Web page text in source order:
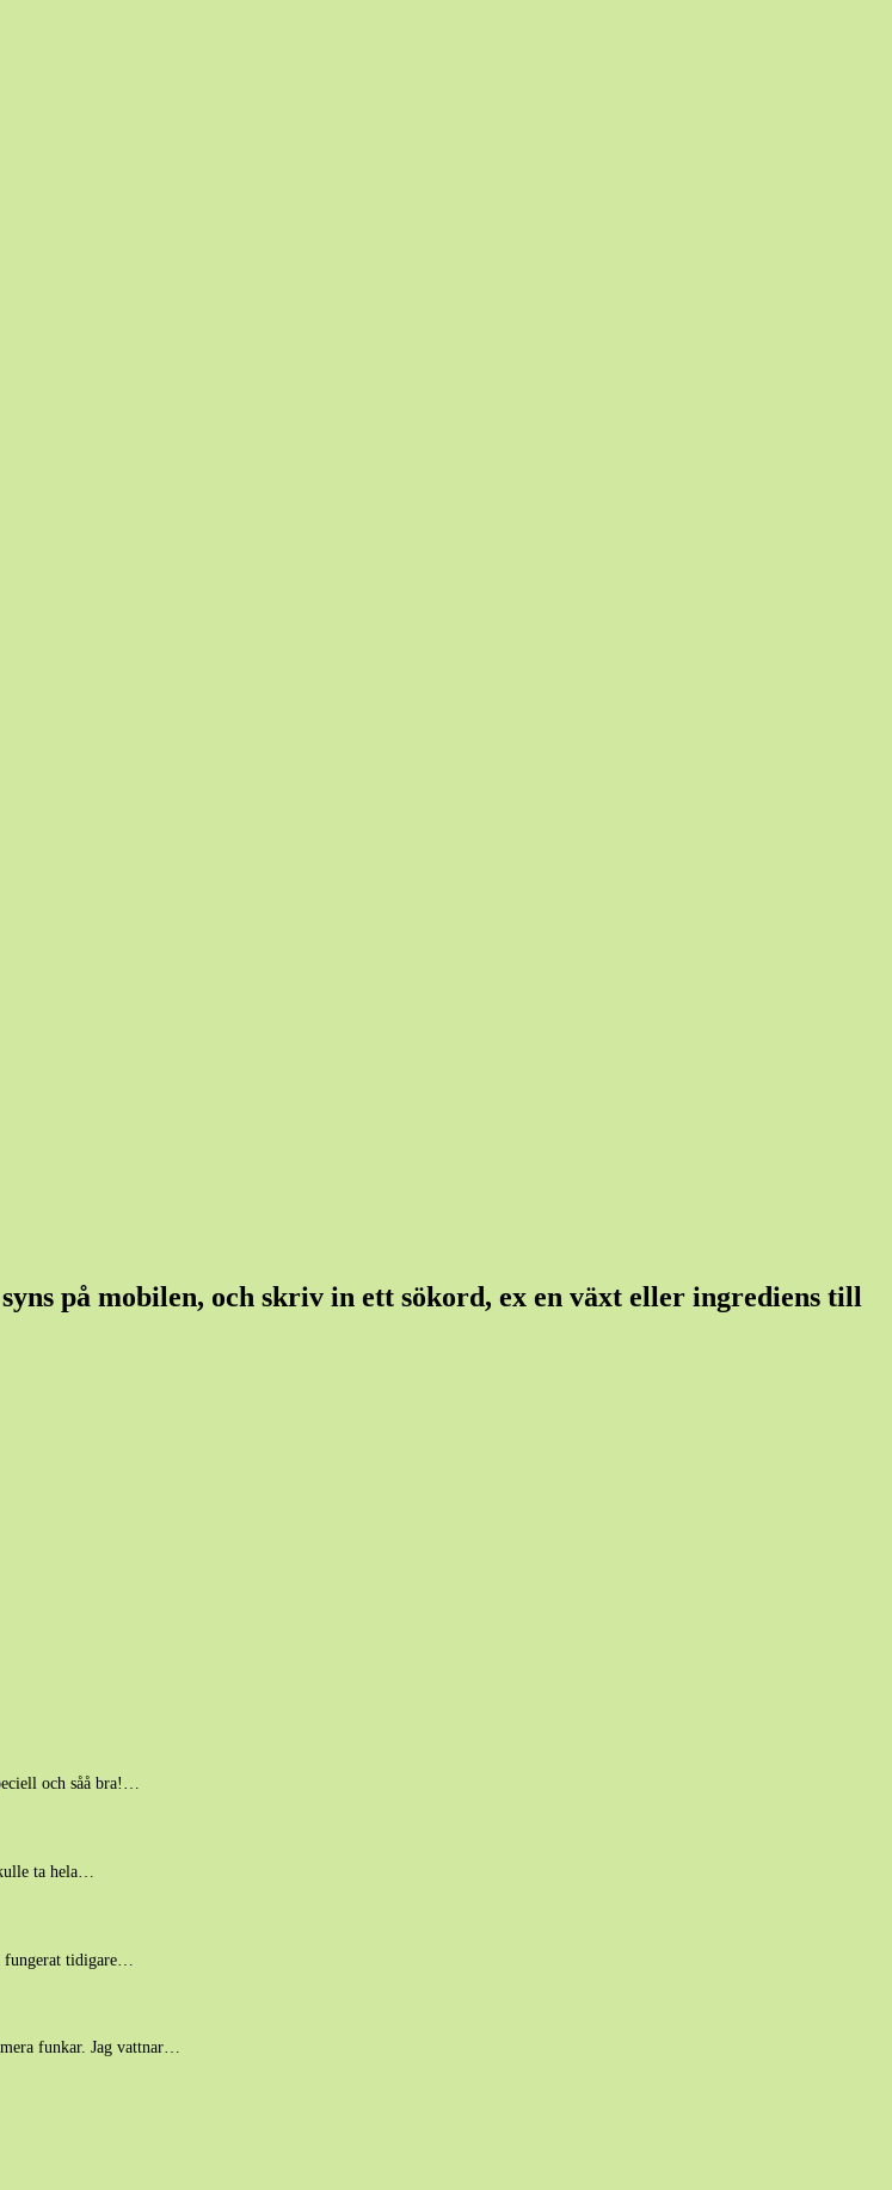
på mobilen, och skriv in ett sökord, ex en växt eller ingrediens till
och såå bra!…
ta hela…
tidigare…
funkar. Jag vattnar…